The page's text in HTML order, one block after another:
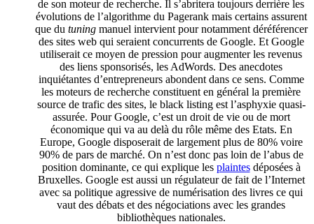
de son moteur de recherche. Il s’abritera toujours derrière les
évolutions de l’algorithme du Pagerank mais certains assurent
que du tuningmanuel intervient pour notamment déréférencer
des sites web qui seraient concurrents de Google. Et Google
utiliserait ce moyen de pression pour augmenter les revenus
des liens sponsorisés, les AdWords. Des anecdotes
inquiétantes d’entrepreneurs abondent dans ce sens. Comme
les moteurs de recherche constituent en général la première
source de trafic des sites, le black listing est l’asphyxie quasi-
assurée. Pour Google, c’est un droit de vie ou de mort
économique qui va au delà du rôle même des Etats. En
Europe, Google disposerait de largement plus de 80% voire
90% de pars de marché. On n’est donc pas loin de l’abus de
position dominante, ce qui explique les plaintesdéposées à
Bruxelles. Google est aussi un régulateur de fait de l’Internet
avec sa politique agressive de numérisation des livres ce qui
vaut des débats et des négociations avec les grandes
bibliothèques nationales.